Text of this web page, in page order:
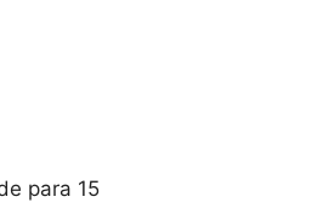
para 15